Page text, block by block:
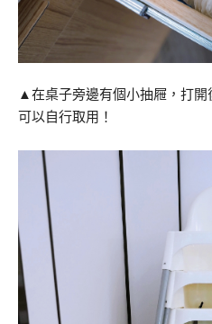
▲在桌子旁邊有個小抽屜，打開
可以自行取用！